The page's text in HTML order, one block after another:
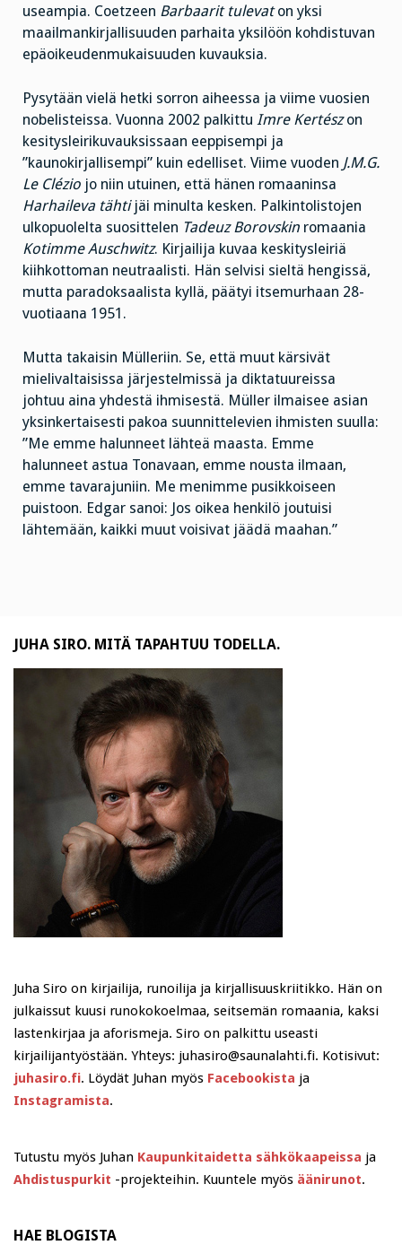
useampia. Coetzeen Barbaarit tulevaton yksi
maailmankirjallisuuden parhaita yksilöön kohdistuvan
epäoikeudenmukaisuuden kuvauksia.
Pysytään vielä hetki sorron aiheessa ja viime vuosien
nobelisteissa. Vuonna 2002 palkittu Imre Kertészon
kesitysleirikuvauksissaan eeppisempi ja
”kaunokirjallisempi” kuin edelliset. Viime vuoden J.M.G.
Le Clézio jo niin utuinen, että hänen romaaninsa
Harhaileva tähtijäi minulta kesken. Palkintolistojen
ulkopuolelta suosittelen Tadeuz Borovskin romaania
Kotimme Auschwitz. Kirjailija kuvaa keskitysleiriä
kiihkottoman neutraalisti. Hän selvisi sieltä hengissä,
mutta paradoksaalista kyllä, päätyi itsemurhaan 28-
vuotiaana 1951.
Mutta takaisin Mülleriin. Se, että muut kärsivät
mielivaltaisissa järjestelmissä ja diktatuureissa
johtuu aina yhdestä ihmisestä. Müller ilmaisee asian
yksinkertaisesti pakoa suunnittelevien ihmisten suulla:
”Me emme halunneet lähteä maasta. Emme
halunneet astua Tonavaan, emme nousta ilmaan,
emme tavarajuniin. Me menimme pusikkoiseen
puistoon. Edgar sanoi: Jos oikea henkilö joutuisi
lähtemään, kaikki muut voisivat jäädä maahan.”
JUHA SIRO. MITÄ TAPAHTUU TODELLA.
Juha Siro on kirjailija, runoilija ja kirjallisuuskriitikko. Hän on
julkaissut kuusi runokokoelmaa, seitsemän romaania, kaksi
lastenkirjaa ja aforismeja. Siro on palkittu useasti
kirjailijantyöstään. Yhteys: juhasiro@saunalahti.fi. Kotisivut:
juhasiro.fi. Löydät Juhan myös Facebookista ja
Instagramista.
Tutustu myös Juhan Kaupunkitaidetta sähkökaapeissa ja
Ahdistuspurkit -projekteihin. Kuuntele myös äänirunot.
HAE BLOGISTA